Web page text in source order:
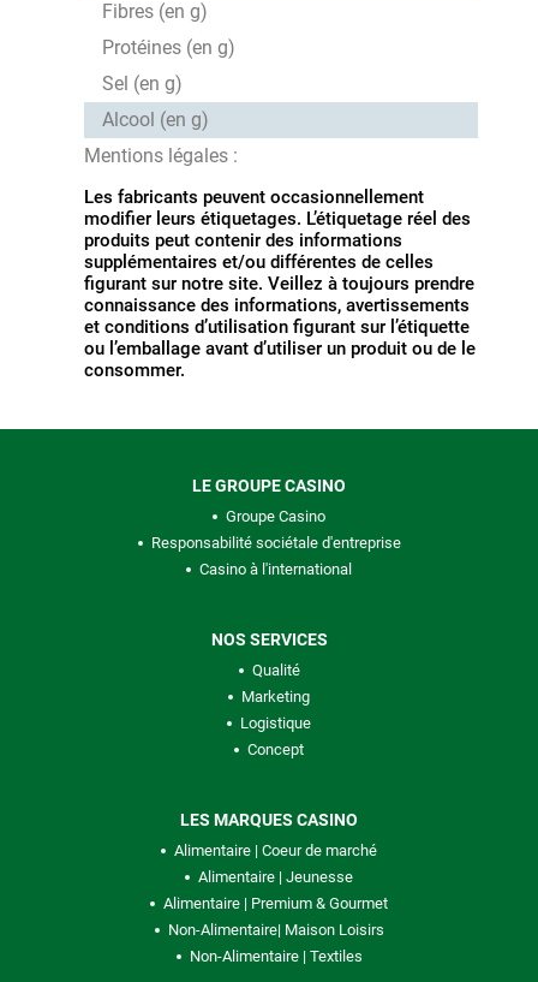
Fibres (en g)
Protéines (en g)
Sel (en g)
Alcool (en g)
Mentions légales :
Les fabricants peuvent occasionnellement
modifier leurs étiquetages. L’étiquetage réel des
produits peut contenir des informations
supplémentaires et/ou différentes de celles
figurant sur notre site. Veillez à toujours prendre
connaissance des informations, avertissements
et conditions d’utilisation figurant sur l’étiquette
ou l’emballage avant d’utiliser un produit ou de le
consommer.
LE GROUPE CASINO
Groupe Casino
Responsabilité sociétale d'entreprise
Casino à l'international
NOS SERVICES
Qualité
Marketing
Logistique
Concept
LES MARQUES CASINO
Alimentaire | Coeur de marché
Alimentaire | Jeunesse
Alimentaire | Premium & Gourmet
Non-Alimentaire| Maison Loisirs
Non-Alimentaire | Textiles